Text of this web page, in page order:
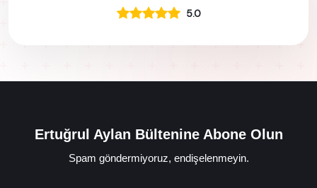
5.0
Ertuğrul Aylan Bültenine Abone Olun
Spam göndermiyoruz, endişelenmeyin.